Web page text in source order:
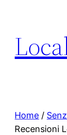
Home /
Recensioni